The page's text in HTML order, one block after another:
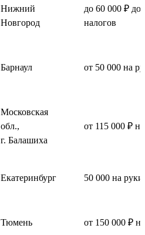
Нижний
Новгород
до 60 000 ₽ до
налогов
Барнаул от 50 000 на
Московская
обл.,
г. Балашиха
от 115 000 ₽
Екатеринбург 50 000 на руки
Тюмень от 150 000 ₽